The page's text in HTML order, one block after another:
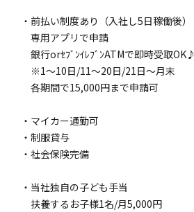
・前払い制度あり（入社し5日稼働後）
専用アプリで申請
銀行orｾﾌﾞﾝｲﾚﾌﾞﾝATMで即時受取OK♪
※1～10日/11～20日/21日～月末
各期間で15,000円まで申請可
・マイカー通勤可
・制服貸与
・社会保険完備
・当社独自の子ども手当
扶養するお子様1名/月5,000円